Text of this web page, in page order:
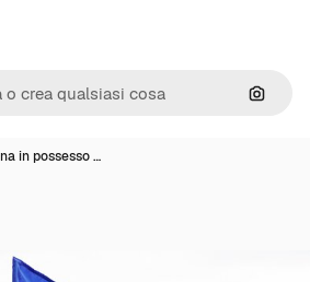
Cerca
in possesso …